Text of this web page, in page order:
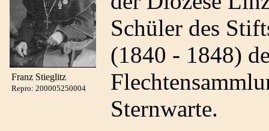
Franz Stieglitz
Repro: 200005250004
Schüler des
(1840 - 1848)
Sternwarte.